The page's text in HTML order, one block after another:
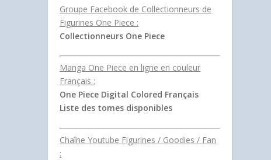
Groupe Facebook de Collectionneurs de
Figurines One Piece :
Collectionneurs One Piece
Manga One Piece en ligne en couleur
Français :
One Piece Digital Colored Français
Liste des tomes disponibles
Chaîne Youtube Figurines / Goodies / Fan
: